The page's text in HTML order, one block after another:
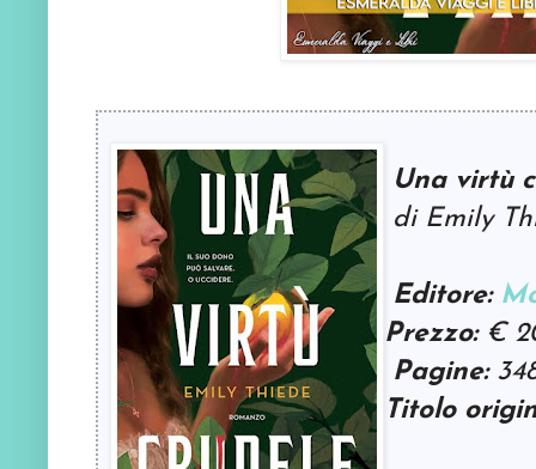
Una virtù
di Emily
Editore:
Prezzo:€
Pagine:
Titolo